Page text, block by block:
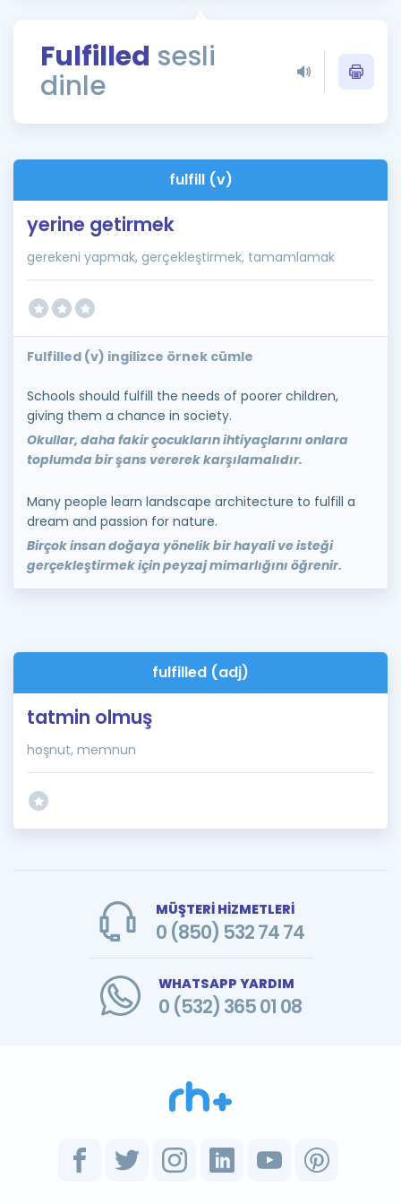
Rehberlik Aracı
ÖSYM Sınav Takvimi
İngilizce Gramer
Fulfilled sesli
dinle
fulfill (v)
yerine getirmek
gerekeni yapmak, gerçekleştirmek, tamamlamak
Fulfilled (v) ingilizce örnek cümle
Schools should fulfill the needs of poorer children,
giving them a chance in society.
Okullar, daha fakir çocukların ihtiyaçlarını onlara
toplumda bir şans vererek karşılamalıdır.
Many people learn landscape architecture to fulfill a
dream and passion for nature.
Birçok insan doğaya yönelik bir hayali ve isteği
gerçekleştirmek için peyzaj mimarlığını öğrenir.
fulfilled (adj)
tatmin olmuş
hoşnut, memnun
MÜŞTERİ HİZMETLERİ
0 (850) 532 74 74
WHATSAPP YARDIM
0 (532) 365 01 08